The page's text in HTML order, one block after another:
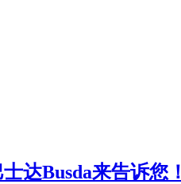
达Busda来告诉您！